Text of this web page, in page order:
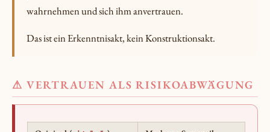
wahrnehmen und sich ihm anvertrauen.
Das ist ein Erkenntnisakt, kein Konstruktionsakt.
⚠ VERTRAUEN ALS RISIKOABWÄGUNG